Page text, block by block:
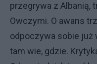
przegrywa z Albanią,
Owczymi. O awans
odpoczywa sobie już
tam wie, gdzie.